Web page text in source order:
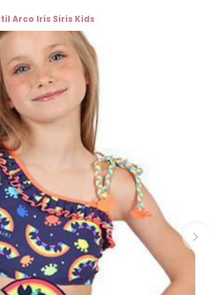
Arco Iris Siris Kids